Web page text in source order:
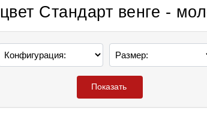
Стандарт венге -
Показать